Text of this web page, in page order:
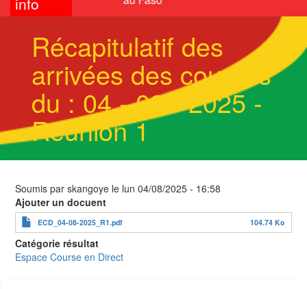
Récapitulatif des
arrivées des courses
du : 04 - 08 - 2025 -
Réunion 1
Soumis par skangoye le lun 04/08/2025 - 16:58
Ajouter un docuent
ECD_04-08-2025_R1.pdf 104.74 Ko
Catégorie résultat
Espace Course en Direct